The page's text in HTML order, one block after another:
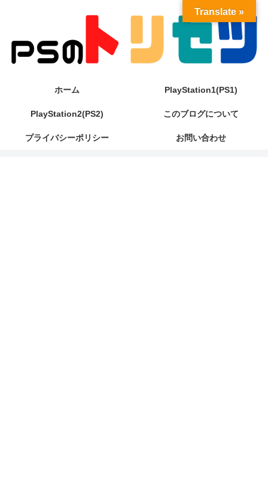
ホーム PlayStation1(PS1)
PlayStation2(PS2) このブログについて
プライバシーポリシー お問い合わせ
Translate »